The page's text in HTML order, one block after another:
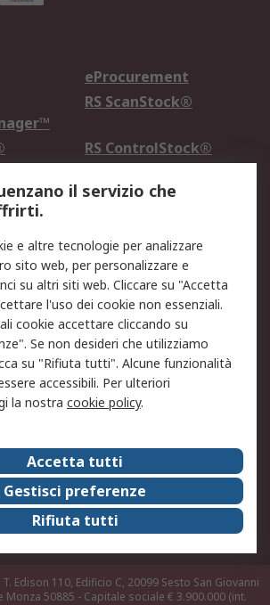
eProcurement
RS ScanStock®
RS ControlStock®
Informativa Privacy -
Aggiornata
Termini d'uso
Condizioni generali di
servizio
Contattaci
ESG
RS Group
Discovery: il Blog di RS
T. Edison 110, Edificio C, 20099 Sesto San Giovanni
Monza 50885 - Capitale sociale € 3.900.000 (int.
il servizio che
e altre tecnologie per analizzare
sito web, per personalizzare e
su altri siti web. Cliccare su "Accetta
l'uso dei cookie non essenziali.
cookie accettare cliccando su
Se non desideri che utilizziamo
su "Rifiuta tutti". Alcune funzionalità
accessibili. Per ulteriori
la nostra cookie policy.
Accetta tutti
Gestisci preferenze
Rifiuta tutti